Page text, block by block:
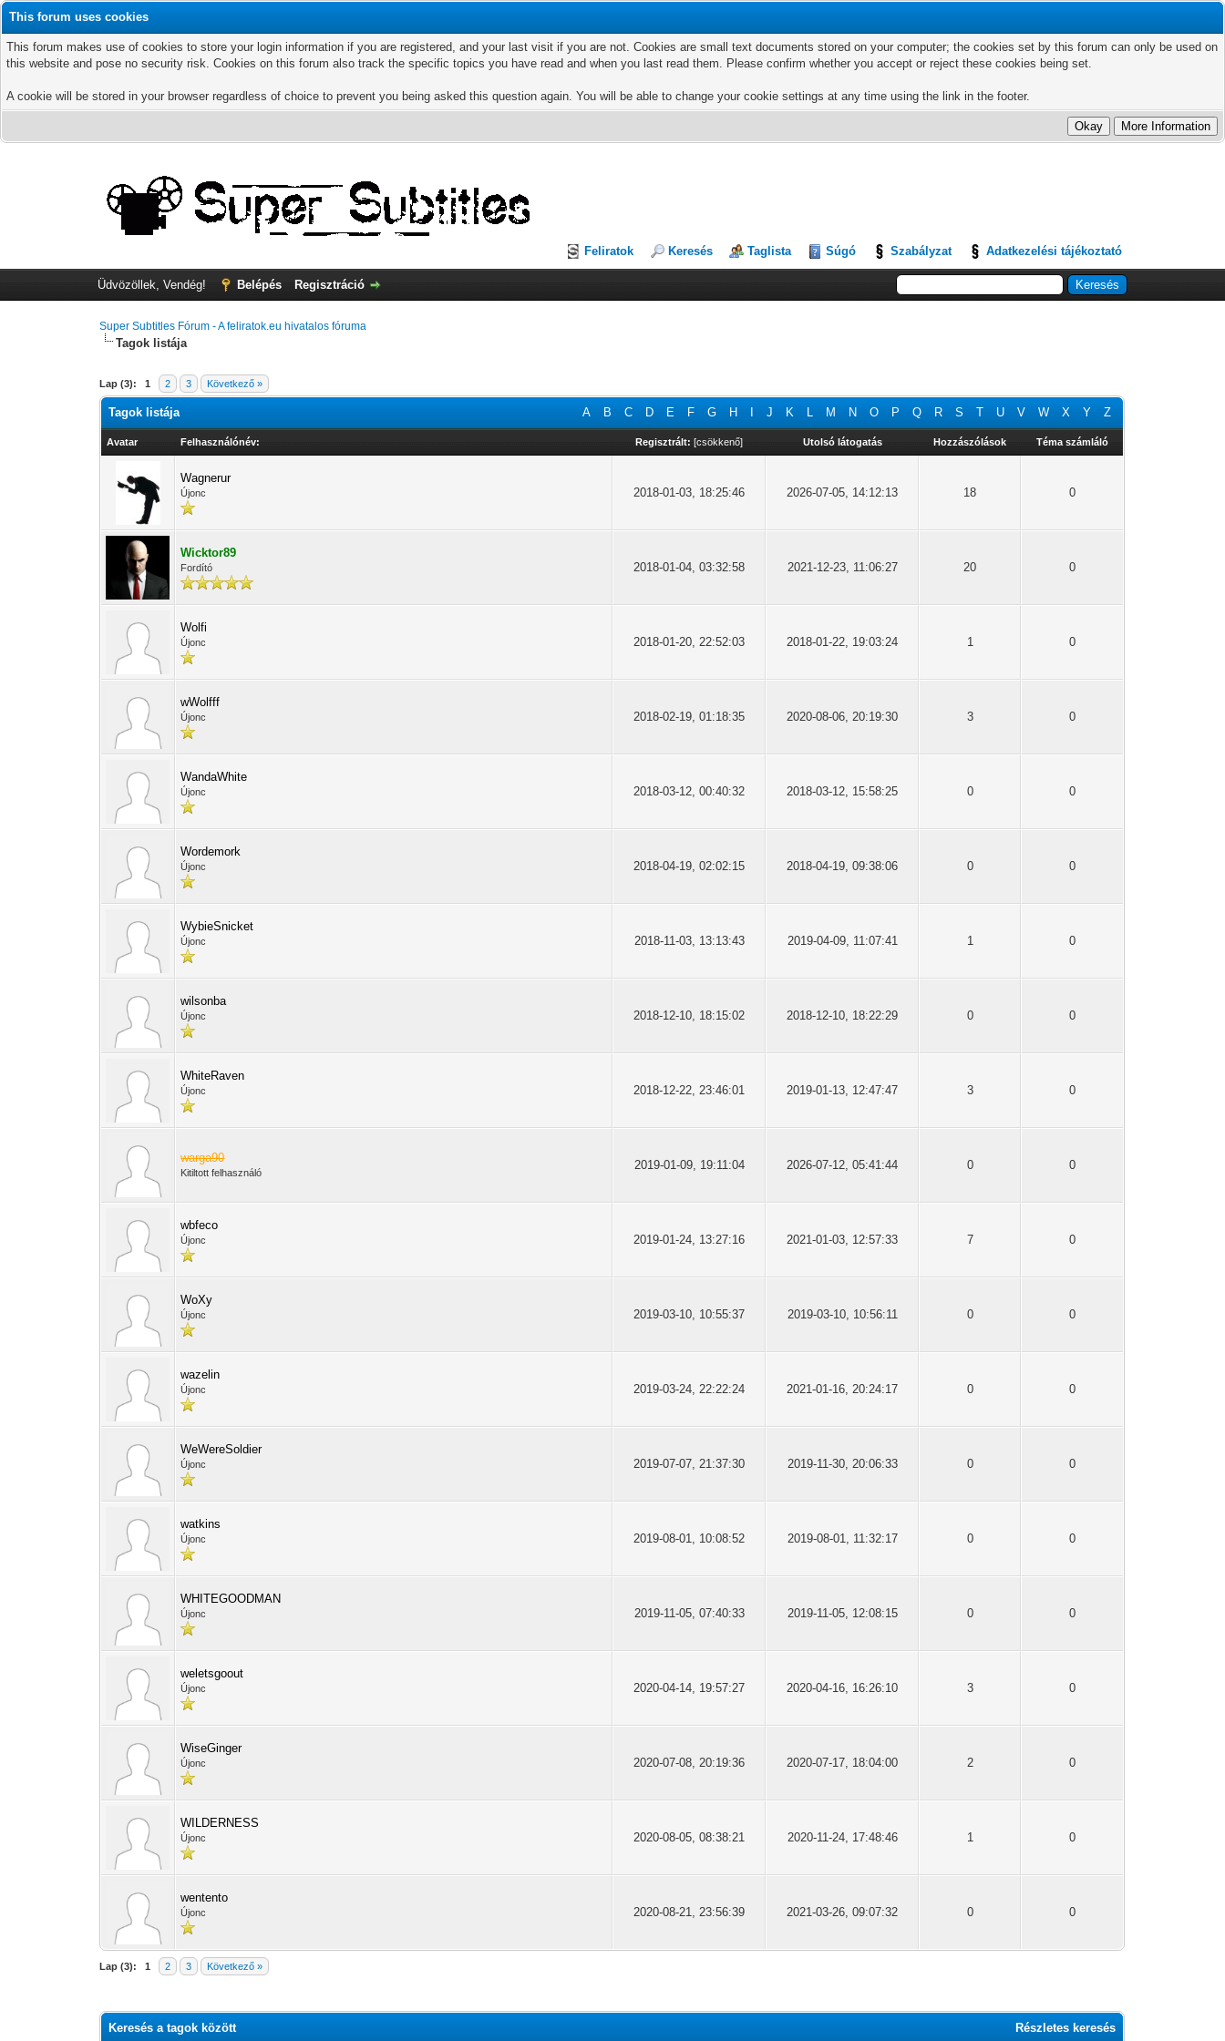
This forum uses cookies
This forum makes use of cookies to store your login information if you are registered, and your last visit if you are not. Cookies are small text documents stored on your computer; the cookies set by this forum can only be used on
this website and pose no security risk. Cookies on this forum also track the specific topics you have read and when you last read them. Please confirm whether you accept or reject these cookies being set.
A cookie will be stored in your browser regardless of choice to prevent you being asked this question again. You will be able to change your cookie settings at any time using the link in the footer.
Feliratok Keresés Taglista Súgó Szabályzat Adatkezelési tájékoztató
Üdvözöllek, Vendég! Belépés Regisztráció
Super Subtitles Fórum - A feliratok.eu hivatalos fóruma
Tagok listája
Lap (3): 1 2 3 Következő »
A B C D E F G H J K L M N O P Q R S T U V W X Y Z
Tagok listája
Avatar Felhasználónév: Regisztrált: [csökkenő] Utolsó látogatás Hozzászólások Téma számláló
Wagnerur
Újonc 2018-01-03, 18:25:46 2026-07-05, 14:12:13 18 0
Wicktor89
Fordító 2018-01-04, 03:32:58 2021-12-23, 11:06:27 20 0
Wolfi
Újonc 2018-01-20, 22:52:03 2018-01-22, 19:03:24 1 0
wWolfff
Újonc 2018-02-19, 01:18:35 2020-08-06, 20:19:30 3 0
WandaWhite
Újonc 2018-03-12, 00:40:32 2018-03-12, 15:58:25 0 0
Wordemork
Újonc 2018-04-19, 02:02:15 2018-04-19, 09:38:06 0 0
WybieSnicket
Újonc 2018-11-03, 13:13:43 2019-04-09, 11:07:41 1 0
wilsonba
Újonc 2018-12-10, 18:15:02 2018-12-10, 18:22:29 0 0
WhiteRaven
Újonc 2018-12-22, 23:46:01 2019-01-13, 12:47:47 3 0
warga90
Kitiltott felhasználó
2019-01-09, 19:11:04 2026-07-12, 05:41:44 0 0
wbfeco
Újonc 2019-01-24, 13:27:16 2021-01-03, 12:57:33 7 0
WoXy
Újonc 2019-03-10, 10:55:37 2019-03-10, 10:56:11 0 0
wazelin
Újonc 2019-03-24, 22:22:24 2021-01-16, 20:24:17 0 0
WeWereSoldier
Újonc 2019-07-07, 21:37:30 2019-11-30, 20:06:33 0 0
watkins
Újonc 2019-08-01, 10:08:52 2019-08-01, 11:32:17 0 0
WHITEGOODMAN
Újonc 2019-11-05, 07:40:33 2019-11-05, 12:08:15 0 0
weletsgoout
Újonc 2020-04-14, 19:57:27 2020-04-16, 16:26:10 3 0
WiseGinger
Újonc 2020-07-08, 20:19:36 2020-07-17, 18:04:00 2 0
WILDERNESS
Újonc 2020-08-05, 08:38:21 2020-11-24, 17:48:46 1 0
wentento
Újonc 2020-08-21, 23:56:39 2021-03-26, 09:07:32 0 0
Lap (3): 1 2 3 Következő »
Részletes keresés
Keresés a tagok között